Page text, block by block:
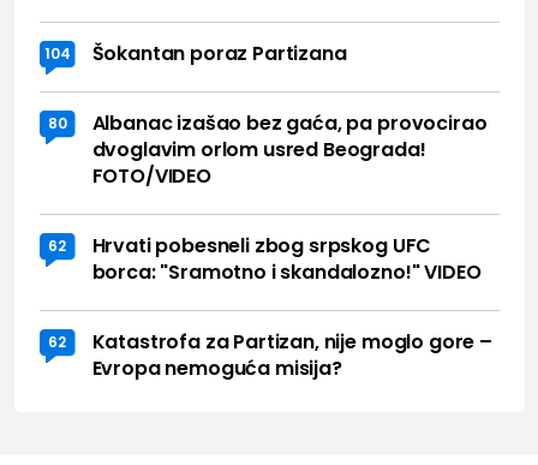
104 Šokantan poraz Partizana
80
Albanac izašao bez gaća, pa provocirao
dvoglavim orlom usred Beograda!
FOTO/VIDEO
62
Hrvati pobesneli zbog srpskog UFC
borca: "Sramotno i skandalozno!" VIDEO
62
Katastrofa za Partizan, nije moglo gore –
Evropa nemoguća misija?